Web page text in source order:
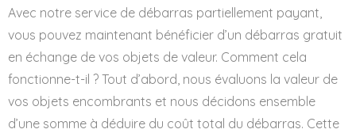
Avec notre service de débarras partiellement payant,
vous pouvez maintenant bénéficier d’un débarras gratuit
en échange de vos objets de valeur. Comment cela
fonctionne-t-il ? Tout d’abord, nous évaluons la valeur de
vos objets encombrants et nous décidons ensemble
d’une somme à déduire du coût total du débarras. Cette